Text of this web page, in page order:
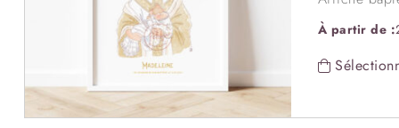
Les Petits
Cette
petit béguin
pour tous
À partir de :